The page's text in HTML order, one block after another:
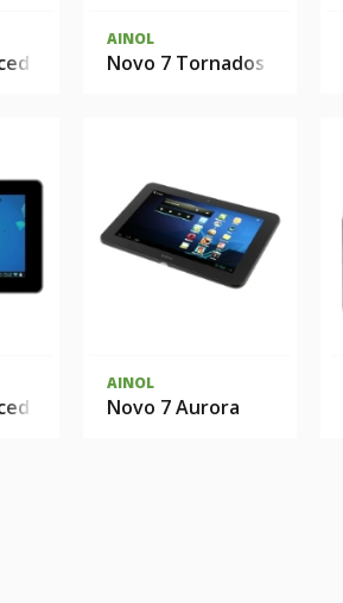
AINOL
Novo 7 Tornados
II
AINOL
Novo 7 Aurora